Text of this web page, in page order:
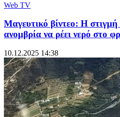
Web TV
Μαγευτικό βίντεο: Η στιγμή
ανομβρία να ρέει νερό στο
10.12.2025 14:38